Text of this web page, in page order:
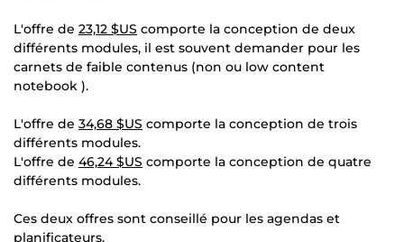
L'offre de 23,12 $US comporte la conception de deux
différents modules, il est souvent demander pour les
carnets de faible contenus (non ou low content
notebook ).
L'offre de 34,68 $US comporte la conception de trois
différents modules.
L'offre de 46,24 $US comporte la conception de quatre
différents modules.
Ces deux offres sont conseillé pour les agendas et
planificateurs.